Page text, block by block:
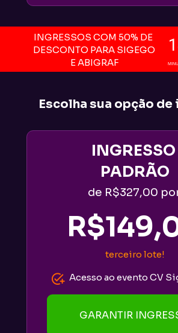
INGRESSOS COM 50% DE
DESCONTO PARA SIGEGO
E ABIGRAF
Escolha sua opção
INGRESSO
PADRÃO
de R$327,00
terceiro lote!
Acesso ao evento CV
GARANTIR